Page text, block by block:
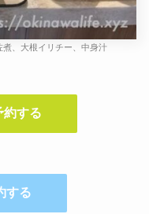
、大根イリチー、中身汁
約する
する